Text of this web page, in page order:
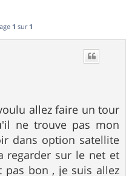
1 sur 1
allez faire un tour
ne trouve pas mon
dans option satellite
regarder sur le net et
bon , je suis allez